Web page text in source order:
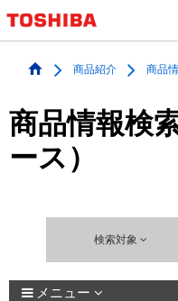
商品紹介 商品
商品情報検
ース）
検索対象
メニュー